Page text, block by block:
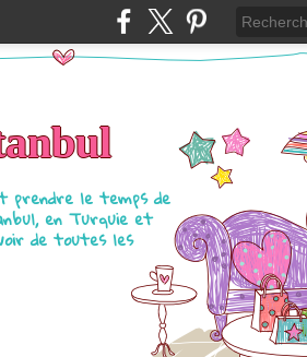
prendre le temps de
en Turquie et
de toutes les